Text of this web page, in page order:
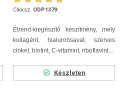
Cikksz. ODP1379
Étrend-kiegészítő készítmény, mely
kollagént, hialuronsavat, szerves
cinket, biotint, C-vitamint, riboflavint...
Készleten